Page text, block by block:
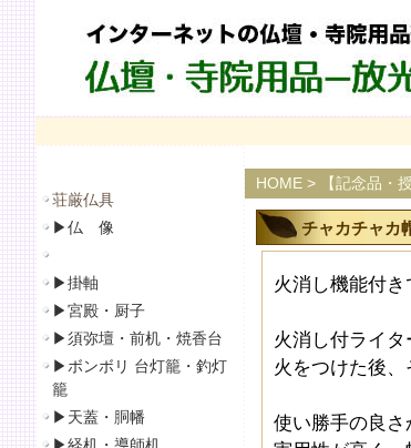
荘厳仏具
▶仏 像
▶掛軸
▶宮殿・厨子
▶須弥壇・前机・焼香台
▶ ボンボリ 台灯籠・釣灯
籠
▶ 天蓋・胴幡
HOME > 【記念品・
チャカチャカ
火消し機能付き
火消し付ライ
火をつけた後
使い勝手の良さ